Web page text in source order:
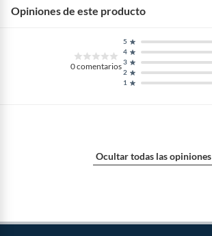
Opiniones de este producto
0comentarios
1
2
3
4
5
Ocultar todas las opiniones